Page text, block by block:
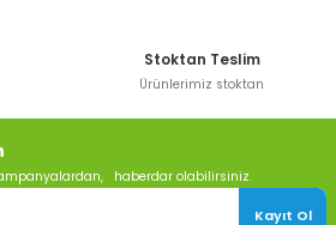
Stoktan Teslim
Ürünlerimiz stoktan
haberdar olabilirsiniz.
Kayıt Ol